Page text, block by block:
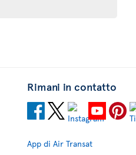
Rimani in contatto
App di Air Transat